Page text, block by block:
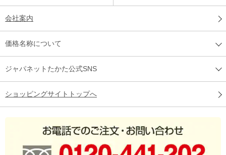
会社案内
価格名称について
ジャパネットたかた公式SNS
ショッピングサイトトップへ